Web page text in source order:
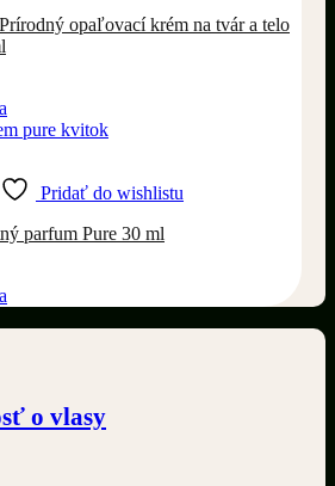
opaľovací krém na tvár a telo
Pridať do wishlistu
parfum Pure 30 ml
o vlasy